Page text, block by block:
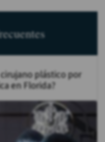
plástico por
en Florida?